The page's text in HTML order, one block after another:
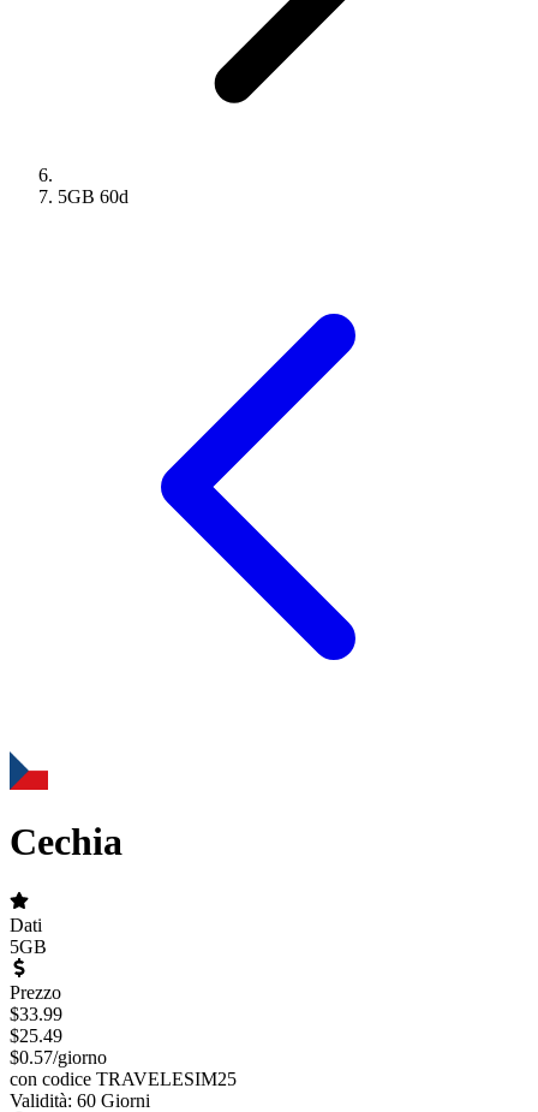
5GB 60d
Cechia
Dati
5GB
Prezzo
$33.99
$25.49
$0.57/giorno
con codice TRAVELESIM25
Validità: 60 Giorni